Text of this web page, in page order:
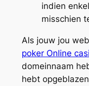
indien
misschien
Als jouw jou
poker Online
domeinnaam
hebt